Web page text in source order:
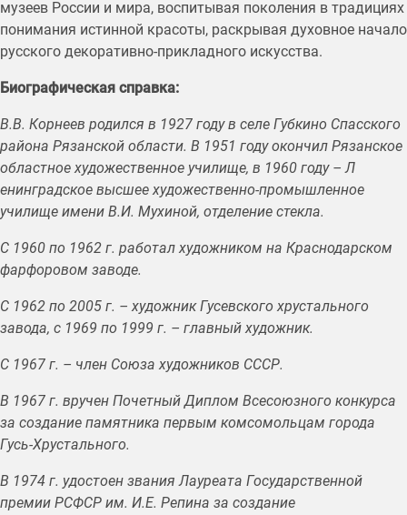
музеев России и мира, воспитывая поколения в традициях
понимания истинной красоты, раскрывая духовное начало
русского декоративно-прикладного искусства.
Биографическая справка:
В.В. Корнеев родился в 1927 году в селе Губкино Спасского
района Рязанской области. В 1951 году окончил Рязанское
областное художественное училище, в 1960 году – Л
енинградское высшее художественно-промышленное
училище имени В.И. Мухиной, отделение стекла.
С 1960 по 1962 г. работал художником на Краснодарском
фарфоровом заводе.
С 1962 по 2005 г. – художник Гусевского хрустального
завода, с 1969 по 1999 г. – главный художник.
С 1967 г. – член Союза художников СССР.
В 1967 г. вручен Почетный Диплом Всесоюзного конкурса
за создание памятника первым комсомольцам города
Гусь-Хрустального.
В 1974 г. удостоен звания Лауреата Государственной
премии РСФСР им. И.Е. Репина за создание